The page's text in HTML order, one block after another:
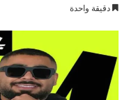
دقيقة واحدة